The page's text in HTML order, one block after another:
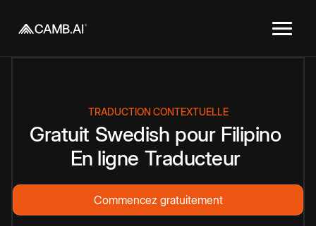
TRADUCTION CONTEXTUELLE
Gratuit Swedish pour Filipino
En ligne Traducteur
Commencez gratuitement